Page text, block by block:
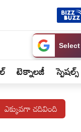
Select
టెక్నాలజీ స్పెషల్స్
ఎక్కువగా చదివింది